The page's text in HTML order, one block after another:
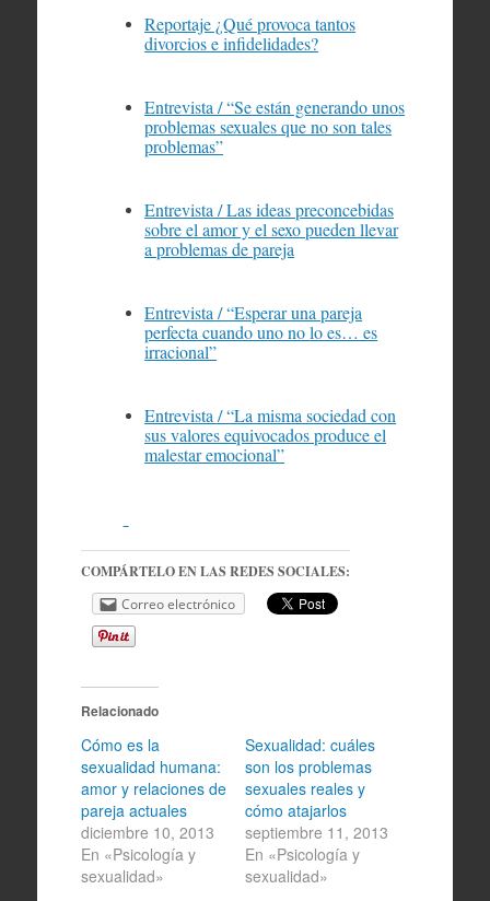
Reportaje ¿Qué provoca tantos
divorcios e infidelidades?
Entrevista / “Se están generando unos
problemas sexuales que no son tales
problemas”
Entrevista / Las ideas preconcebidas
sobre el amor y el sexo pueden llevar
a problemas de pareja
Entrevista / “Esperar una pareja
perfecta cuando uno no lo es… es
irracional”
Entrevista / “La misma sociedad con
sus valores equivocados produce el
malestar emocional”
COMPÁRTELO EN LAS REDES SOCIALES:
Correo electrónico
Relacionado
Cómo es la
sexualidad humana:
amor y relaciones de
pareja actuales
diciembre 10, 2013
En «Psicología y
sexualidad»
Sexualidad: cuáles
son los problemas
sexuales reales y
cómo atajarlos
septiembre 11, 2013
En «Psicología y
sexualidad»